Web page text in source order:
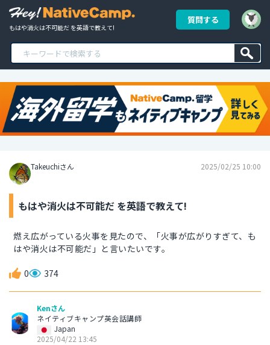
もはや消火は不可能だ を英語で教えて!
質問する
Takeuchiさん 2025/02/25 10:00
もはや消火は不可能だ を英語で教えて!
燃え広がっている火事を見たので、「火事が広がりすぎて、も
はや消火は不可能だ」と言いたいです。
0 374
Kenさん
ネイティブキャンプ英会話講師
Japan
2025/04/22 13:45